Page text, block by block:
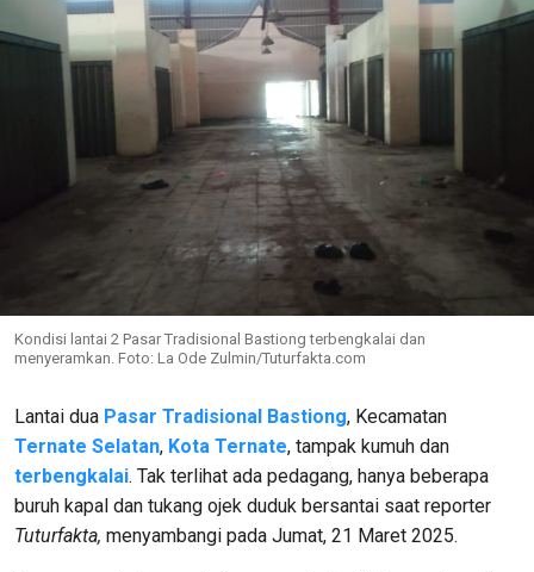
Kondisi lantai 2 Pasar Tradisional Bastiong terbengkalai dan
menyeramkan. Foto: La Ode Zulmin/Tuturfakta.com
Lantai dua Pasar Tradisional Bastiong, Kecamatan
Ternate Selatan, Kota Ternate, tampak kumuh dan
terbengkalai. Tak terlihat ada pedagang, hanya beberapa
buruh kapal dan tukang ojek duduk bersantai saat reporter
Tuturfakta, menyambangi pada Jumat, 21 Maret 2025.